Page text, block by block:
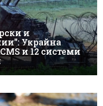
и
Украйна
и 12 системи